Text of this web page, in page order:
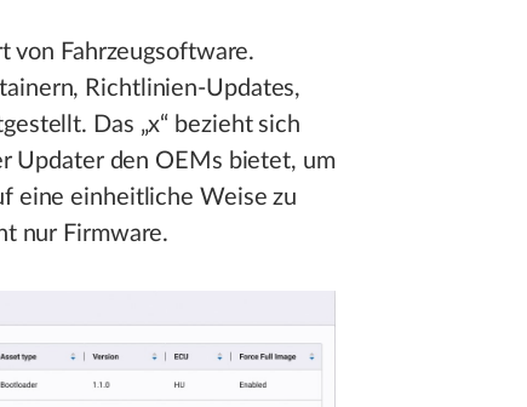
von Fahrzeugsoftware.
Richtlinien-Updates,
Das „x“ bezieht sich
Updater den OEMs bietet, um
eine einheitliche Weise zu
nur Firmware.